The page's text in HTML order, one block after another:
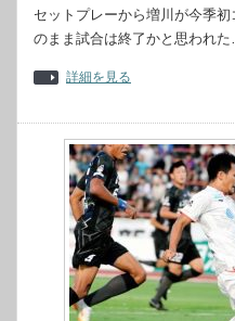
セットプレーから増川が今季
のまま試合は終了かと思われ
詳細を見る